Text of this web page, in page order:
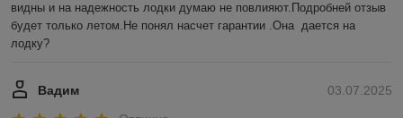
видны и на надежность лодки думаю не повлияют.Подробней отзыв
будет только летом.Не понял насчет гарантии .Она  дается на
лодку?
03.07.2025
Вадим